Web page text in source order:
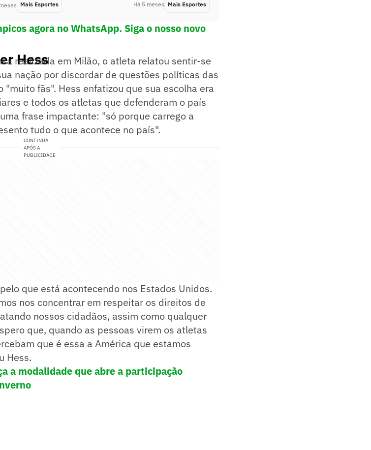
Mais Esportes Há 5 meses Mais Esportes
agora no WhatsApp. Siga o nosso novo
Hess
realizada em Milão, o atleta relatou sentir-se
nação por discordar de questões políticas das
"muito fãs". Hess enfatizou que sua escolha era
e todos os atletas que defenderam o país
frase impactante: "só porque carrego a
tudo o que acontece no país".
CONTINUA
APÓS A
PUBLICIDADE
que está acontecendo nos Estados Unidos.
nos concentrar em respeitar os direitos de
nossos cidadãos, assim como qualquer
que, quando as pessoas virem os atletas
que é essa a América que estamos
Hess.
a modalidade que abre a participação